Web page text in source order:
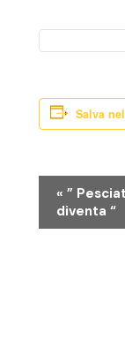
Salva
v
« ”
diventa “